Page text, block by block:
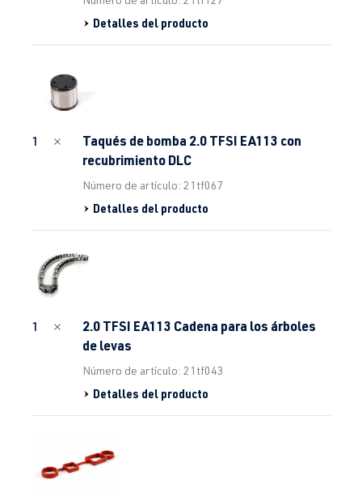
Detalles del producto
1
Taqués de bomba 2.0 TFSI EA113 con
recubrimiento DLC
Número de artículo: 21tf067
Detalles del producto
1
2.0 TFSI EA113 Cadena para los árboles
de levas
Número de artículo: 21tf043
Detalles del producto